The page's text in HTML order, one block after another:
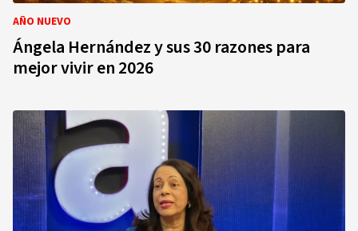
AÑO NUEVO
Ángela Hernández y sus 30 razones para
mejor vivir en 2026